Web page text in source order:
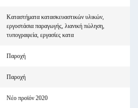
Καταστήματα κατασκευαστικών υλικών,
εργοστάσια παραγωγής, λιανική πώληση,
τυπογραφεία, εργασίες κατα
Παροχή
Παροχή
Νέο προϊόν 2020